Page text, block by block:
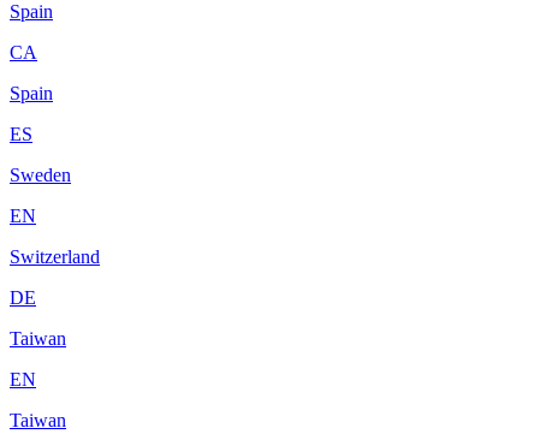
Spain
CA
Spain
ES
Sweden
EN
Switzerland
DE
Taiwan
EN
Taiwan